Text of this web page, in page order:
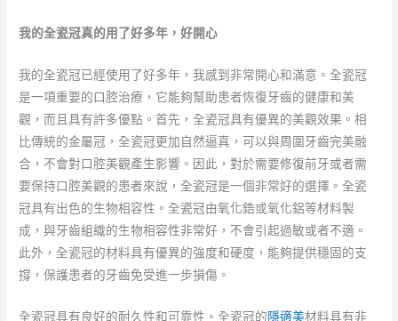
我的全瓷冠真的用了好多年，好開心
我的全瓷冠已經使用了好多年，我感到非常開心和滿意。全瓷冠
是一項重要的口腔治療，它能夠幫助患者恢復牙齒的健康和美
觀，而且具有許多優點。首先，全瓷冠具有優異的美觀效果。相
比傳統的金屬冠，全瓷冠更加自然逼真，可以與周圍牙齒完美融
合，不會對口腔美觀產生影響。因此，對於需要修復前牙或者需
要保持口腔美觀的患者來說，全瓷冠是一個非常好的選擇。全瓷
冠具有出色的生物相容性。全瓷冠由氧化鋯或氧化鋁等材料製
成，與牙齒組織的生物相容性非常好，不會引起過敏或者不適。
此外，全瓷冠的材料具有優異的強度和硬度，能夠提供穩固的支
撐，保護患者的牙齒免受進一步損傷。
全瓷冠具有良好的耐久性和可靠性。全瓷冠的隱適美材料具有非